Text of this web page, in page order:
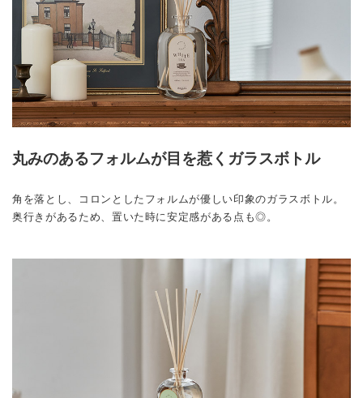
丸みのあるフォルムが目を惹くガラスボトル
角を落とし、コロンとしたフォルムが優しい印象のガラスボトル。
奥行きがあるため、置いた時に安定感がある点も◎。